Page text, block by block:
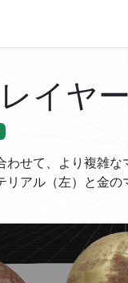
イヤー
わせて、より複雑
リアル（左）と金